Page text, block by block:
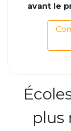
avant le
plus